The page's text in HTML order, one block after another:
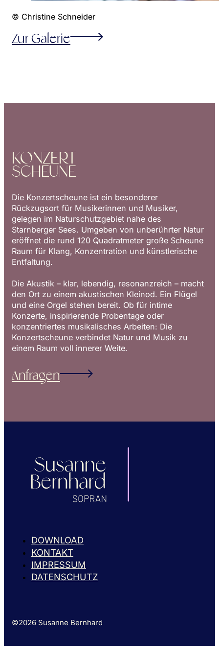
© Christine Schneider
Zur Galerie
KONZERT
SCHEUNE
Die Konzertscheune ist ein besonderer
Rückzugsort für Musikerinnen und Musiker,
gelegen im Naturschutzgebiet nahe des
Starnberger Sees. Umgeben von unberührter Natur
eröffnet die rund 120 Quadratmeter große Scheune
Raum für Klang, Konzentration und künstlerische
Entfaltung.
Die Akustik – klar, lebendig, resonanzreich – macht
den Ort zu einem akustischen Kleinod. Ein Flügel
und eine Orgel stehen bereit. Ob für intime
Konzerte, inspirierende Probentage oder
konzentriertes musikalisches Arbeiten: Die
Konzertscheune verbindet Natur und Musik zu
einem Raum voll innerer Weite.
Anfragen
DOWNLOAD
KONTAKT
IMPRESSUM
DATENSCHUTZ
©2026 Susanne Bernhard